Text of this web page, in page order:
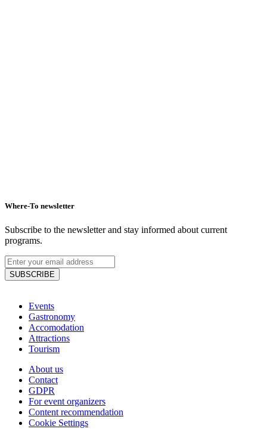
Vermes Villa
Where-To newsletter
Subscribe to the newsletter and stay informed about current
programs.
SUBSCRIBE
Events
Gastronomy
Accomodation
Attractions
Tourism
About us
Contact
GDPR
For event organizers
Content recommendation
Cookie Settings